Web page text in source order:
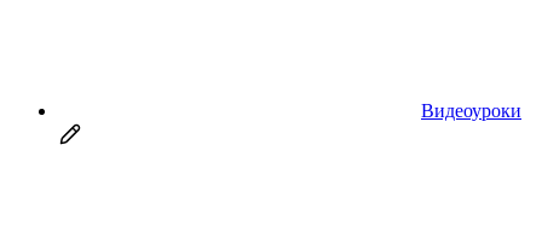
Видеоуроки